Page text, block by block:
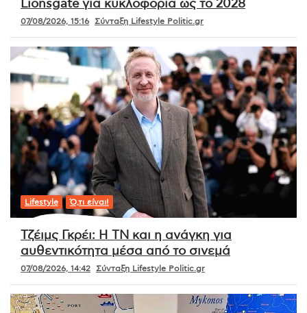
Lionsgate για κυκλοφορία ως το 2028
07/08/2026, 15:16 Σύνταξη Lifestyle Politic.gr
Lifestyle Ό,τι είναι!
Τζέιμς Γκρέι: Η ΤΝ και η ανάγκη για
αυθεντικότητα μέσα από το σινεμά
07/08/2026, 14:42 Σύνταξη Lifestyle Politic.gr